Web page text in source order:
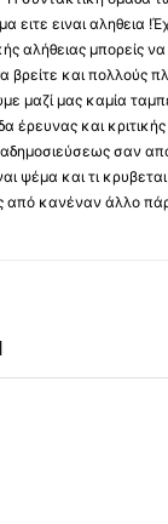
ειτε ειναι αληθεια
αλήθειας μπορείς
βρείτε και πολλούς
μαζί μας καμία
έρευνας και
σαν
ψέμα και τι
από κανέναν άλλο